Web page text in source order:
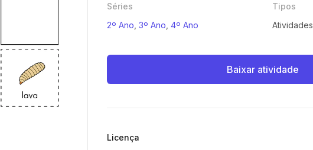
Séries
2º Ano 3º Ano 4º Ano
Tipos
Atividades
Baixar atividade
Licença